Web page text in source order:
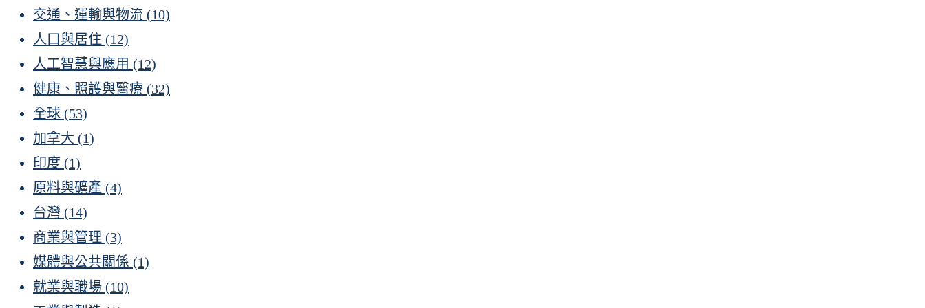
交通、運輸與物流 (10)
人口與居住 (12)
人工智慧與應用 (12)
健康、照護與醫療 (32)
全球 (53)
加拿大 (1)
印度 (1)
原料與礦產 (4)
台灣 (14)
商業與管理 (3)
媒體與公共關係 (1)
就業與職場 (10)